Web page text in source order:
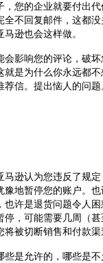
，您的企业就要付出
全不回复邮件，这都
逊也会这样做。
会影响您的评论，破
就是为什么你永远都
荐信。提出恼人的问
马逊认为您违反了规
豫地暂停您的账户。
也许是退货问题令人
停，可能需要几周（
被切断销售和付款渠
些是允许的，哪些是